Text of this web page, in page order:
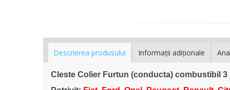
Descrierea produsului Informaţii adiţionale
Cleste Colier Furtun (conducta) combustibil 3